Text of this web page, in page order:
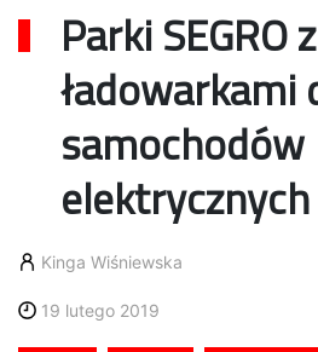
Parki SEGRO z
ładowarkami
samochodów
elektrycznych
Kinga Wiśniewska
19 lutego 2019